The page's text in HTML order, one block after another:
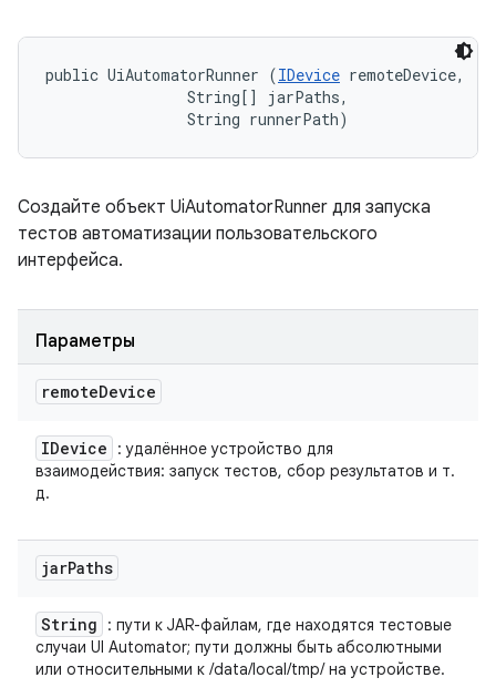
public UiAutomatorRunner (IDevice remoteDevice,
                String[] jarPaths,
                String runnerPath)
Создайте объект UiAutomatorRunner для запуска
тестов автоматизации пользовательского
интерфейса.
Параметры
remoteDevice
IDevice
: удалённое устройство для
взаимодействия: запуск тестов, сбор результатов и т.
д.
jarPaths
String
: пути к JAR-файлам, где находятся тестовые
случаи UI Automator; пути должны быть абсолютными
или относительными к /data/local/tmp/ на устройстве.